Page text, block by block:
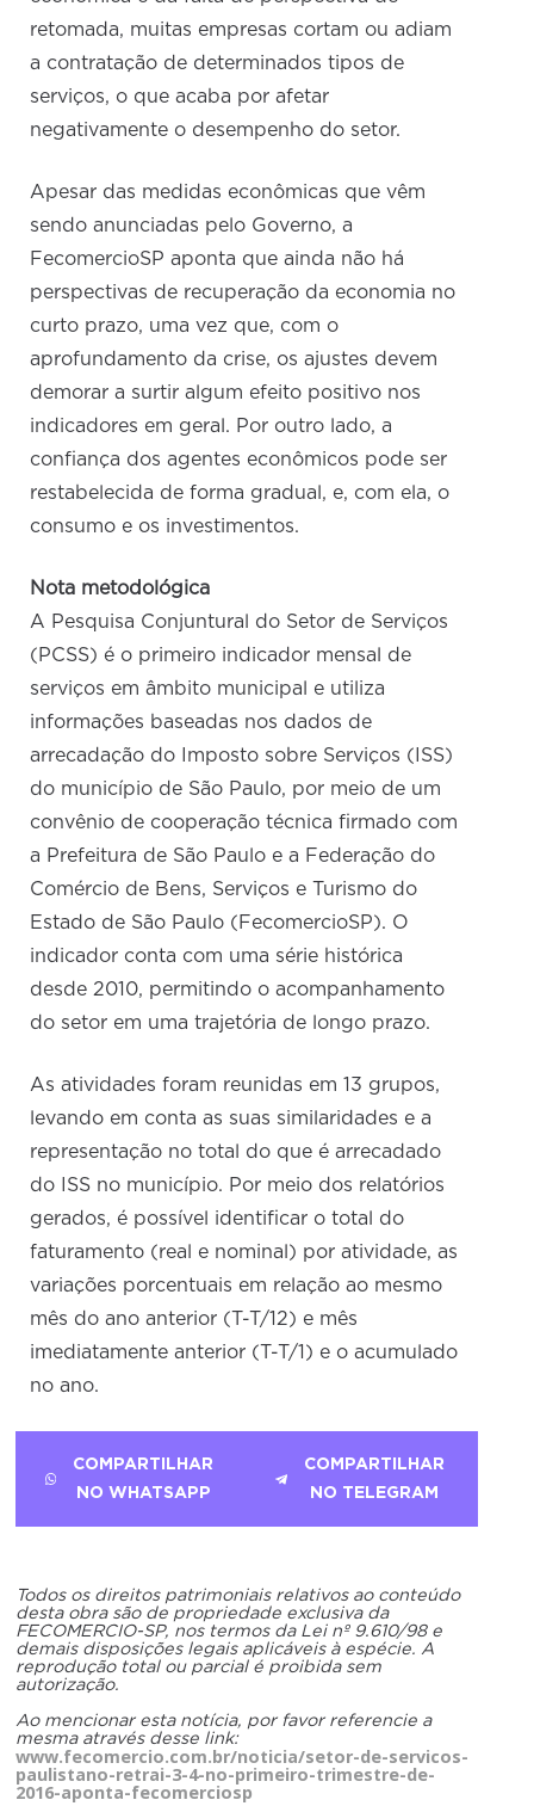
retomada, muitas empresas cortam ou adiam
a contratação de determinados tipos de
serviços, o que acaba por afetar
negativamente o desempenho do setor.
Apesar das medidas econômicas que vêm
sendo anunciadas pelo Governo, a
FecomercioSP aponta que ainda não há
perspectivas de recuperação da economia no
curto prazo, uma vez que, com o
aprofundamento da crise, os ajustes devem
demorar a surtir algum efeito positivo nos
indicadores em geral. Por outro lado, a
confiança dos agentes econômicos pode ser
restabelecida de forma gradual, e, com ela, o
consumo e os investimentos.
Nota metodológica
A Pesquisa Conjuntural do Setor de Serviços
(PCSS) é o primeiro indicador mensal de
serviços em âmbito municipal e utiliza
informações baseadas nos dados de
arrecadação do Imposto sobre Serviços (ISS)
do município de São Paulo, por meio de um
convênio de cooperação técnica firmado com
a Prefeitura de São Paulo e a Federação do
Comércio de Bens, Serviços e Turismo do
Estado de São Paulo (FecomercioSP). O
indicador conta com uma série histórica
desde 2010, permitindo o acompanhamento
do setor em uma trajetória de longo prazo.
As atividades foram reunidas em 13 grupos,
levando em conta as suas similaridades e a
representação no total do que é arrecadado
do ISS no município. Por meio dos relatórios
gerados, é possível identificar o total do
faturamento (real e nominal) por atividade, as
variações porcentuais em relação ao mesmo
mês do ano anterior (T-T/12) e mês
imediatamente anterior (T-T/1) e o acumulado
no ano.
COMPARTILHAR
NO WHATSAPP
COMPARTILHAR
NO TELEGRAM
Todos os direitos patrimoniais relativos ao conteúdo
desta obra são de propriedade exclusiva da
FECOMERCIO-SP, nos termos da Lei nº 9.610/98 e
demais disposições legais aplicáveis à espécie. A
reprodução total ou parcial é proibida sem
autorização.
Ao mencionar esta notícia, por favor referencie a
mesma através desse link:
www.fecomercio.com.br/noticia/setor-de-servicos-
paulistano-retrai-3-4-no-primeiro-trimestre-de-
2016-aponta-fecomerciosp